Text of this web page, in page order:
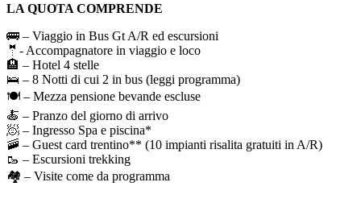
LA QUOTA COMPRENDE
🚌 – Viaggio in Bus Gt A/R ed escursioni
🤵- Accompagnatore in viaggio e loco
🏨 – Hotel 4 stelle
🛌 – 8 Notti di cui 2 in bus (leggi programma)
🍽️ – Mezza pensione bevande escluse
🍝 – Pranzo del giorno di arrivo
🧖 – Ingresso Spa e piscina*
🚠 – Guest card trentino** (10 impianti risalita gratuiti in A/R)
🥾 – Escursioni trekking
🏘️ – Visite come da programma